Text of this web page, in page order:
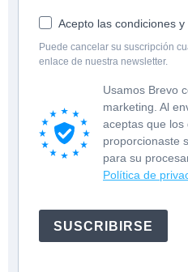
Acepto las condiciones
Puede cancelar su suscripción
enlace de nuestra newsletter.
Usamos Brevo
marketing. Al
aceptas que los
proporcionaste
para su
Política de
SUSCRIBIRSE